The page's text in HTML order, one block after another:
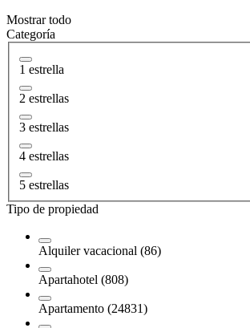
Mostrar todo
Categoría
1 estrella
2 estrellas
3 estrellas
4 estrellas
5 estrellas
Tipo de propiedad
Alquiler vacacional (86)
Apartahotel (808)
Apartamento (24831)